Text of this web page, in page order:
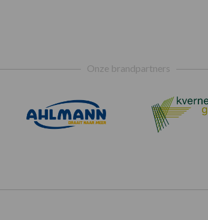
Onze brandpartners